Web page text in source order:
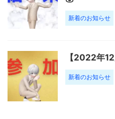
新着のお知らせ
【2022年
新着のお知らせ